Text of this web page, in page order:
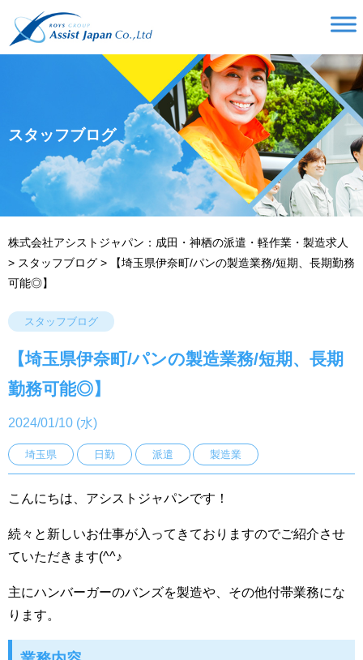
スタッフブログ
株式会社アシストジャパン：成田・神栖の派遣・軽作業・製造求人
> スタッフブログ >
【埼玉県伊奈町/パンの製造業務/短期、長期勤務
可能◎】
スタッフブログ
【埼玉県伊奈町/パンの製造業務/短期、長期
勤務可能◎】
2024/01/10 (水)
埼玉県 日勤 派遣 製造業
こんにちは、アシストジャパンです！
続々と新しいお仕事が入ってきておりますのでご紹介させ
ていただきます(^^♪
主にハンバーガーのバンズを製造や、その他付帯業務にな
ります。